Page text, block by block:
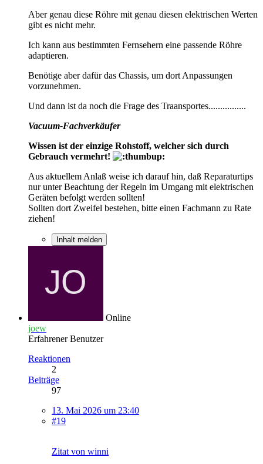
Aber genau diese Röhre mit genau diesen elektrischen Werten
gibt es nicht mehr.
Ich kann aus bestimmten Fernsehern eine passende Röhre
adaptieren.
Benötige aber dafür das Chassis, um dort Anpassungen
vorzunehmen.
Und dann ist da noch die Frage des Traansportes................
Vacuum-Fachverkäufer
Wissen ist der einzige Rohstoff, welcher sich durch
Gebrauch vermehrt!
Aus aktuellem Anlaß weise ich darauf hin, daß Reparaturtips
nur unter Beachtung der Regeln im Umgang mit elektrischen
Geräten befolgt werden sollten!
Sollten dort Zweifel bestehen, bitte einen Fachmann zu Rate
ziehen!
Inhalt melden
Online
joew
Erfahrener Benutzer
Reaktionen
2
Beiträge
97
13. Mai 2026 um 23:40
#19
Zitat von winni